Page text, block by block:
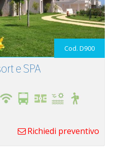
Cod. D900
e SPA
Richiedi preventivo